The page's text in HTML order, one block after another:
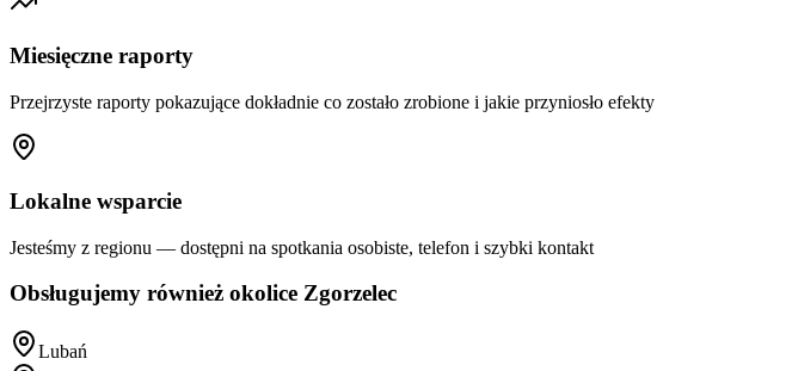
Miesięczne raporty
Przejrzyste raporty pokazujące dokładnie co zostało zrobione i jakie przyniosło efekty
Lokalne wsparcie
Jesteśmy z regionu — dostępni na spotkania osobiste, telefon i szybki kontakt
Obsługujemy również okolice Zgorzelec
Lubań